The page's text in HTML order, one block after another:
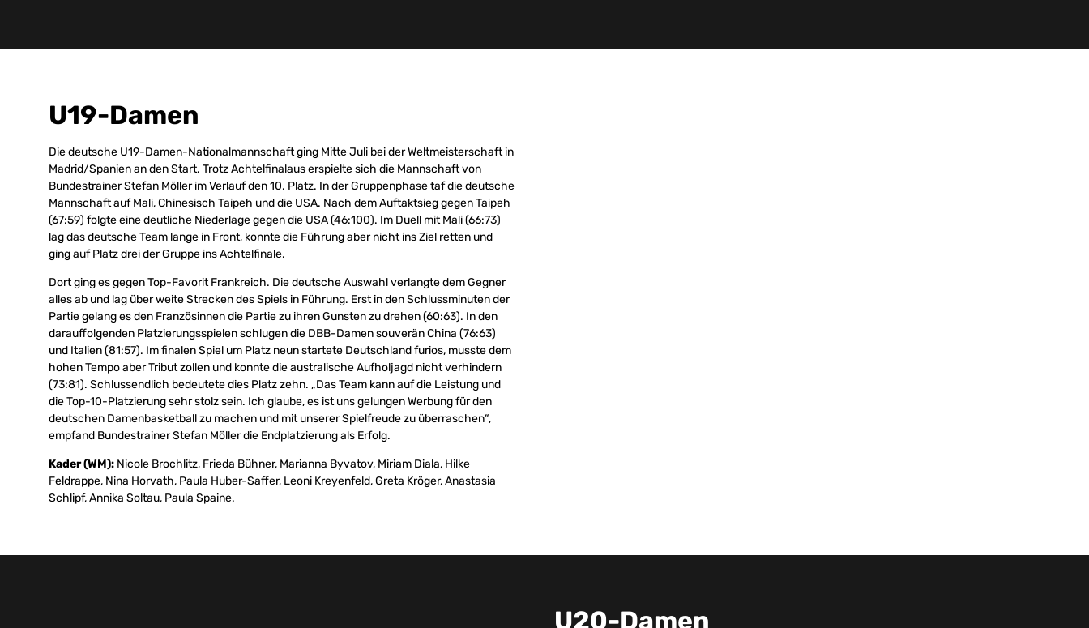
U19-Damen
Die deutsche U19-Damen-Nationalmannschaft ging Mitte Juli bei der Weltmeisterschaft in
Madrid/Spanien an den Start. Trotz Achtelfinalaus erspielte sich die Mannschaft von
Bundestrainer Stefan Möller im Verlauf den 10. Platz. In der Gruppenphase taf die deutsche
Mannschaft auf Mali, Chinesisch Taipeh und die USA. Nach dem Auftaktsieg gegen Taipeh
(67:59) folgte eine deutliche Niederlage gegen die USA (46:100). Im Duell mit Mali (66:73)
lag das deutsche Team lange in Front, konnte die Führung aber nicht ins Ziel retten und
ging auf Platz drei der Gruppe ins Achtelfinale.
Dort ging es gegen Top-Favorit Frankreich. Die deutsche Auswahl verlangte dem Gegner
alles ab und lag über weite Strecken des Spiels in Führung. Erst in den Schlussminuten der
Partie gelang es den Französinnen die Partie zu ihren Gunsten zu drehen (60:63). In den
darauffolgenden Platzierungsspielen schlugen die DBB-Damen souverän China (76:63)
und Italien (81:57). Im finalen Spiel um Platz neun startete Deutschland furios, musste dem
hohen Tempo aber Tribut zollen und konnte die australische Aufholjagd nicht verhindern
(73:81). Schlussendlich bedeutete dies Platz zehn. „Das Team kann auf die Leistung und
die Top-10-Platzierung sehr stolz sein. Ich glaube, es ist uns gelungen Werbung für den
deutschen Damenbasketball zu machen und mit unserer Spielfreude zu überraschen“,
empfand Bundestrainer Stefan Möller die Endplatzierung als Erfolg.
Kader (WM): Nicole Brochlitz, Frieda Bühner, Marianna Byvatov, Miriam Diala, Hilke
Feldrappe, Nina Horvath, Paula Huber-Saffer, Leoni Kreyenfeld, Greta Kröger, Anastasia
Schlipf, Annika Soltau, Paula Spaine.
U20-Damen